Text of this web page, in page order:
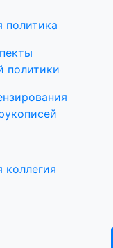
политика
политики
коллегия